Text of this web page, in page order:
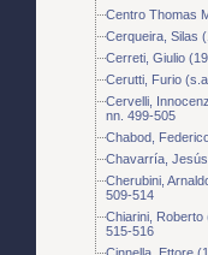
Centro Thomas
Cerqueira, Silas
Cerreti, Giulio
Cerutti, Furio
Cervelli,
nn. 499-505
Chabod,
Chavarría,
Cherubini,
509-514
Chiarini, Roberto
515-516
Cinnella, Ettore